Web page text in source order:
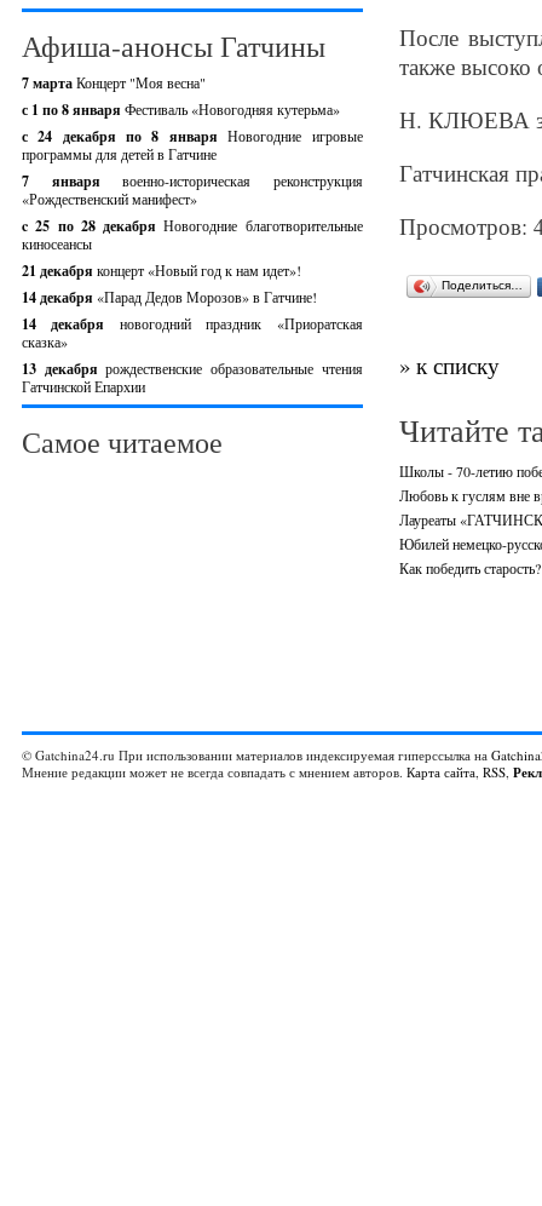
Афиша-анонсы Гатчины
7 мартаКонцерт "Моя весна"
с 1 по 8 января Фестиваль «Новогодняя кутерьма»
с 24 декабря по 8 январяНовогодние игровые
программы для детей в Гатчине
7 январявоенно-историческая реконструкция
«Рождественский манифест»
c 25 по 28 декабряНовогодние благотворительные
киносеансы
21 декабря концерт «Новый год к нам идет»!
14 декабря «Парад Дедов Морозов» в Гатчине!
14 декабря новогодний праздник «Приоратская
сказка»
13 декабрярождественские образовательные чтения
Гатчинской Епархии
Самое читаемое
После
также высоко
Н. КЛЮЕВА
Гатчинская
Просмотров:
Поделиться…
» к списку
Читайте
Школы - 70-летию
Любовь к гуслям вне
Лауреаты
Юбилей немецко-
Как победить старость?
© Gatchina24.ru При использовании материалов индексируемая гиперссылка на
Мнение редакции может не всегда совпадать с мнением авторов. Карта сайта, RSS,